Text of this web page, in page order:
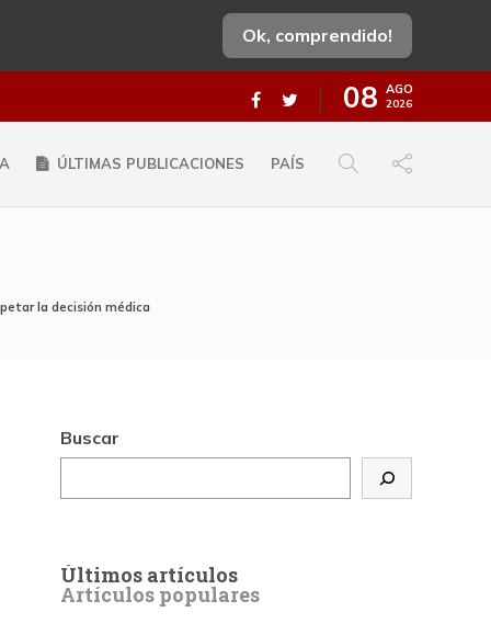
Ok, comprendido!
08 AGO
2026
ÚLTIMAS PUBLICACIONES PAÍS
la decisión médica
Buscar
Últimos artículos
Artículos populares